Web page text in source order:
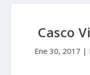
Casco
Ene 30, 2017 |